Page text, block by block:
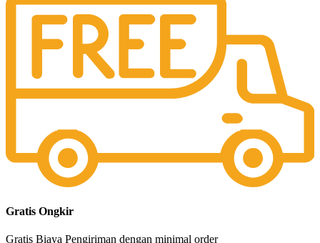
Gratis Ongkir
Gratis Biaya Pengiriman dengan minimal order